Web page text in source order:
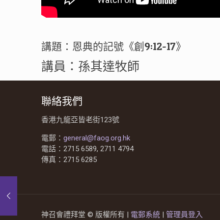
講題：恩典的記號《創9:12-17》
講員：孫其達牧師
聯絡我們
香港九龍亞皆老街123號
電郵： general@faog.org.hk
電話：2715 6589, 2711 4794
傳真：2715 6285
神召會禮拜堂 © 版權所有 | 電郵系統 | 管理員登入